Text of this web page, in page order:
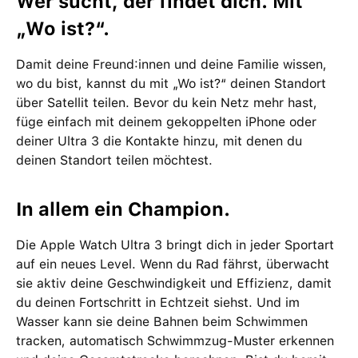
„Wo ist?“.
Damit deine Freund:innen und deine Familie wissen,
wo du bist, kannst du mit „Wo ist?“ deinen Standort
über Satellit teilen. Bevor du kein Netz mehr hast,
füge einfach mit deinem gekoppelten iPhone oder
deiner Ultra 3 die Kontakte hinzu, mit denen du
deinen Standort teilen möchtest.
In allem ein Champion.
Die Apple Watch Ultra 3 bringt dich in jeder Sportart
auf ein neues Level. Wenn du Rad fährst, überwacht
sie aktiv deine Geschwindigkeit und Effizienz, damit
du deinen Fortschritt in Echtzeit siehst. Und im
Wasser kann sie deine Bahnen beim Schwimmen
tracken, automatisch Schwimmzug-Muster erkennen